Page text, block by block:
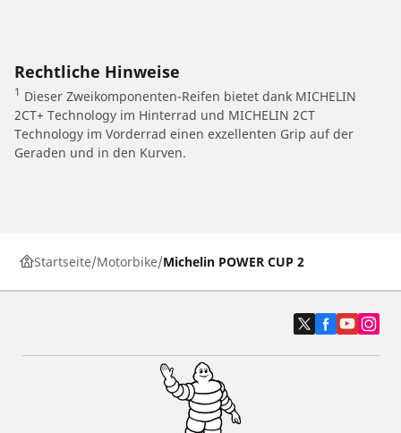
Rechtliche Hinweise
1 Dieser Zweikomponenten-Reifen bietet dank MICHELIN
2CT+ Technology im Hinterrad und MICHELIN 2CT
Technology im Vorderrad einen exzellenten Grip auf der
Geraden und in den Kurven.
Startseite Motorbike Michelin POWER CUP 2